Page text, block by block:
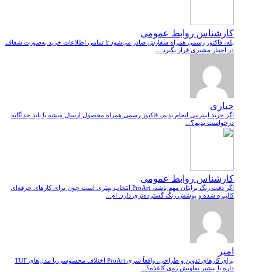
کارشناس روابط عمومی
بله، فاکتور رسمی همراه سفارش صادر می‌شود تا تمامی اطلاعات خرید به‌صورت شفاف
در اختیار مشتری قرار بگیرد....
جباری
اگر خرید اینترنتی انجام بدیم، فاکتور رسمی همراه محصول ارسال میشه یا باید جداگانه
درخواست بدیم؟...
کارشناس روابط عمومی
اگر دقت رنگ برایتان مهم باشد، ProArt انتخاب بهتری است چون برای کارهای حرفه‌ای
کالیبره شده و پوشش رنگ گسترده‌تری دارد. ام...
امیر
برای کارهای تدوین و طراحی، واقعاً سری ProArt اختلاف محسوسی با مدل‌های TUF
داره یا بیشتر تفاوتش روی کاغذه؟...